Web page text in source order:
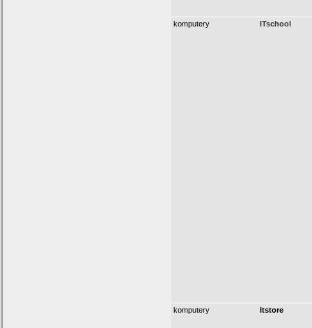
komputery ITschool
komputery Itstore